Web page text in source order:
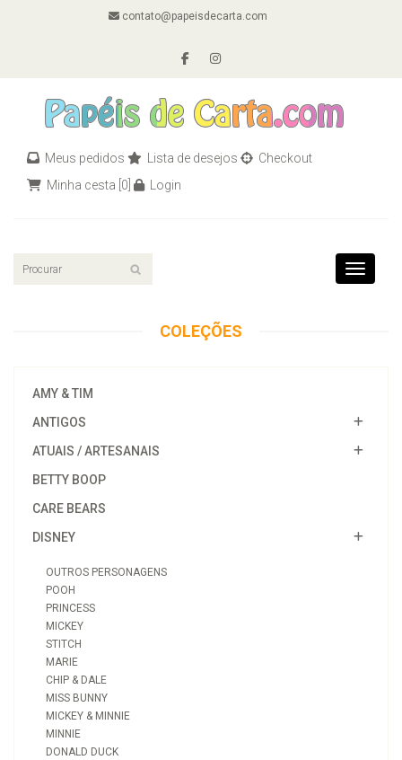
contato@papeisdecarta.com
Meus pedidos Lista de desejos
Checkout
Minha cesta [0] Login
Toggle
COLEÇÕES
AMY & TIM
ANTIGOS
ATUAIS / ARTESANAIS
BETTY BOOP
CARE BEARS
DISNEY
OUTROS PERSONAGENS
POOH
PRINCESS
MICKEY
STITCH
MARIE
CHIP & DALE
MISS BUNNY
MICKEY & MINNIE
MINNIE
DONALD DUCK